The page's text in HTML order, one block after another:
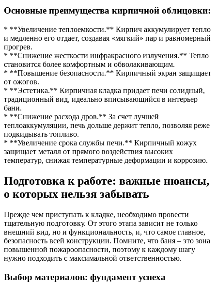
Основные преимущества кирпичной облицовки:
* **Увеличение теплоемкости.** Кирпич аккумулирует тепло
и медленно его отдает, создавая «мягкий» пар и равномерный
прогрев.
* **Снижение жесткости инфракрасного излучения.** Тепло
становится более комфортным и обволакивающим.
* **Повышение безопасности.** Кирпичный экран защищает
от ожогов.
* **Эстетика.** Кирпичная кладка придает печи солидный,
традиционный вид, идеально вписывающийся в интерьер
бани.
* **Снижение расхода дров.** За счет лучшей
теплоаккумуляции, печь дольше держит тепло, позволяя реже
подкидывать топливо.
* **Увеличение срока службы печи.** Кирпичный кожух
защищает металл от прямого воздействия высоких
температур, снижая температурные деформации и коррозию.
Подготовка к работе: важные нюансы,
о которых нельзя забывать
Прежде чем приступать к кладке, необходимо провести
тщательную подготовку. От этого этапа зависит не только
внешний вид, но и функциональность, и, что самое главное,
безопасность всей конструкции. Помните, что баня – это зона
повышенной пожароопасности, поэтому к каждому шагу
нужно подходить с максимальной ответственностью.
Выбор материалов: фундамент успеха